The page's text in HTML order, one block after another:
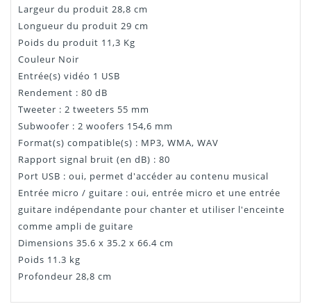
Largeur du produit 28,8 cm
Longueur du produit 29 cm
Poids du produit 11,3 Kg
Couleur Noir
Entrée(s) vidéo 1 USB
Rendement : 80 dB
Tweeter : 2 tweeters 55 mm
Subwoofer : 2 woofers 154,6 mm
Format(s) compatible(s) : MP3, WMA, WAV
Rapport signal bruit (en dB) : 80
Port USB : oui, permet d'accéder au contenu musical
Entrée micro / guitare : oui, entrée micro et une entrée
guitare indépendante pour chanter et utiliser l'enceinte
comme ampli de guitare
Dimensions 35.6 x 35.2 x 66.4 cm
Poids 11.3 kg
Profondeur 28,8 cm